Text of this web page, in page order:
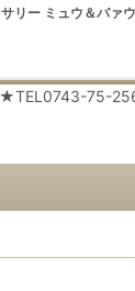
リー ミュウ＆バァウ
75-